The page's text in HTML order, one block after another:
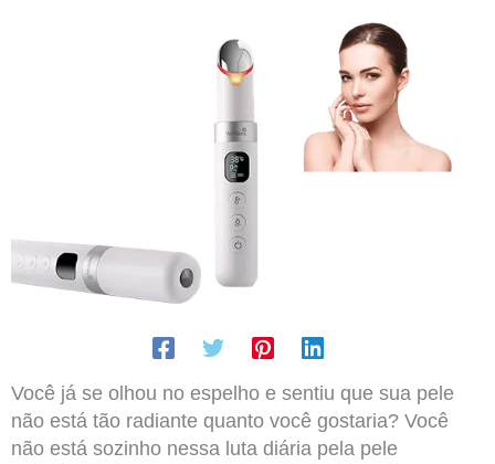
Você já se olhou no espelho e sentiu que sua pele
não está tão radiante quanto você gostaria? Você
não está sozinho nessa luta diária pela pele